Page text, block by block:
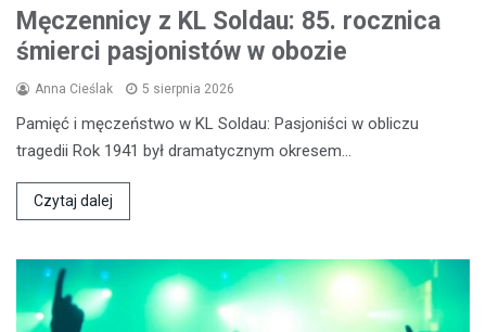
Męczennicy z KL Soldau: 85. rocznica
śmierci pasjonistów w obozie
Anna Cieślak 5 sierpnia 2026
Pamięć i męczeństwo w KL Soldau: Pasjoniści w obliczu
tragedii Rok 1941 był dramatycznym okresem…
Czytaj dalej